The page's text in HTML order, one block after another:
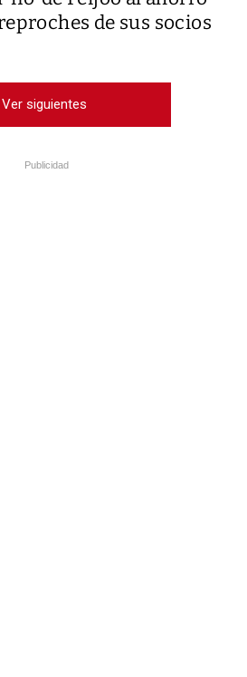
de sus socios
Ver siguientes
Publicidad